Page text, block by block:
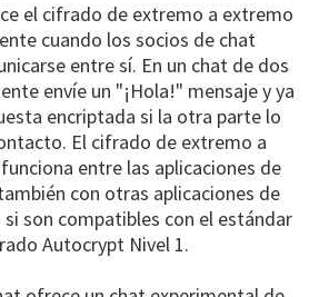
el cifrado de extremo a extremo
cuando los socios de chat
entre sí. En un chat de dos
envíe un "¡Hola!" mensaje y ya
encriptada si la otra parte lo
El cifrado de extremo a
entre las aplicaciones de
con otras aplicaciones de
son compatibles con el estándar
Autocrypt Nivel 1.